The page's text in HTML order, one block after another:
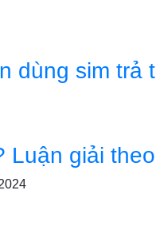
dùng sim trả
giải